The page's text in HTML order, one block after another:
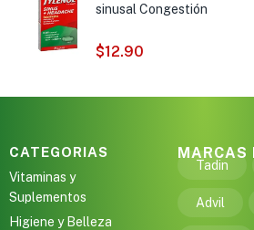
sinusal Congestión
$12.90
CATEGORIAS
Vitaminas y
Suplementos
Higiene y Belleza
MARCAS
Tadin
Advil